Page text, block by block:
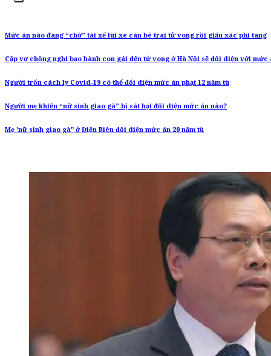
Mức án nào đang “chờ” tài xế lùi xe cán bé trai tử vong rồi giấu xác phi tang
Cặp vợ chồng nghi bạo hành con gái đến tử vong ở Hà Nội sẽ đối diện với mức
Người trốn cách ly Covid-19 có thể đối diện mức án phạt 12 năm tù
Người mẹ khiến “nữ sinh giao gà” bị sát hại đối diện mức án nào?
Mẹ 'nữ sinh giao gà" ở Điện Biên đối diện mức án 20 năm tù